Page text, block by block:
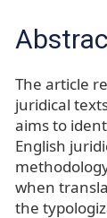
The article
juridical
aims to
English
when
the